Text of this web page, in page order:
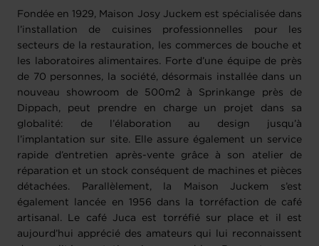
Fondée en 1929, Maison Josy Juckem est spécialisée dans
l’installation de cuisines professionnelles pour les
secteurs de la restauration, les commerces de bouche et
les laboratoires alimentaires. Forte d’une équipe de près
de 70 personnes, la société, désormais installée dans un
nouveau showroom de 500m2 à Sprinkange près de
Dippach, peut prendre en charge un projet dans sa
globalité: de l’élaboration au design jusqu’à
l’implantation sur site. Elle assure également un service
rapide d’entretien après-vente grâce à son atelier de
réparation et un stock conséquent de machines et pièces
détachées. Parallèlement, la Maison Juckem s’est
également lancée en 1956 dans la torréfaction de café
artisanal. Le café Juca est torréfié sur place et il est
aujourd’hui apprécié des amateurs qui lui reconnaissent